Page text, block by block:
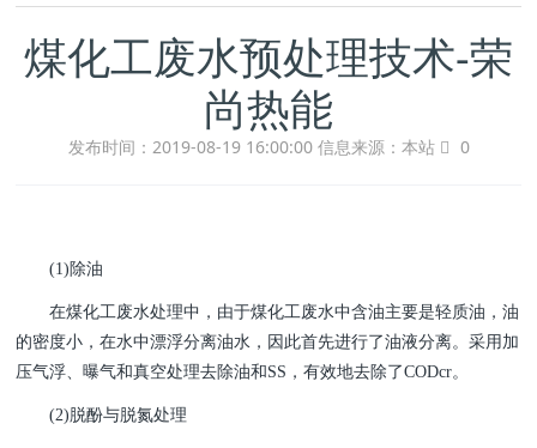
煤化工废水预处理技术-荣
尚热能
发布时间：2019-08-19 16:00:00 信息来源：本站 0
(1)除油
在煤化工废水处理中，由于煤化工废水中含油主要是轻质油，油
的密度小，在水中漂浮分离油水，因此首先进行了油液分离。采用加
压气浮、曝气和真空处理去除油和SS，有效地去除了CODcr。
(2)脱酚与脱氮处理